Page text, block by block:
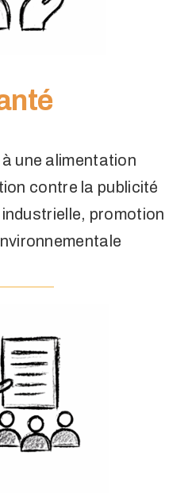
une alimentation
contre la publicité
promotion